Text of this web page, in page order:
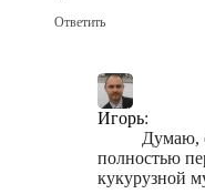
Ответить
Игорь:
Думаю,
полностью
кукурузной